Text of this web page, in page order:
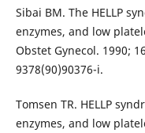
Sibai BM. The HELLP
enzymes, and low
Obstet Gynecol. 1990;
9378(90)90376-i.
Tomsen TR. HELLP
enzymes, and low